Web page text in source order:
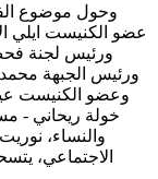
وحول موضوع
عضو الكنيست ايلي
ورئيس لجنة
ورئيس الجبهة
وعضو الكنيست
خولة ريحاني -
والنساء،
الاجتماعي،